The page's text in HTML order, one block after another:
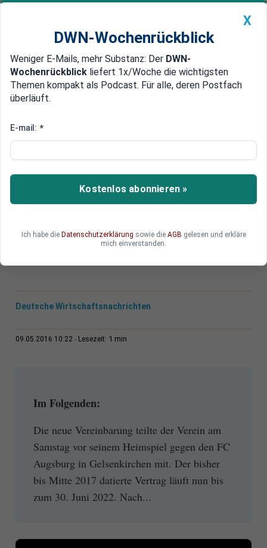
Newsticker MEIN DWN: Geldanlage Premium
Edelmetalle DWN-Magazin China
20 Millionen Euro jährlich
Schalke verlängert mit
Hauptsponsor Gazprom
Der FC Schalke 04 hat den Vertrag mit seinem
sollen rund 20 Millionen Euro exklusive
Deutsche Wirtschaftsnachrichten
09.05.2016 10:22 Lesezeit: 1 min
Im Folgenden:
Die neue Vereinbarung teilte der Verein am
Samstag vor seinem Heimspiel gegen den FC
Augsburg in Gelsenkirchen mit. Der bisher
bis Mitte 2017 datierte Vertrag läuft nun bis
zum 30. Juni 2022. Nach...
X
DWN-Wochenrückblick
Weniger E-Mails, mehr Substanz: Der DWN-
Wochenrückblick liefert 1x/Woche die wichtigsten
Themen kompakt als Podcast. Für alle, deren Postfach
überläuft.
E-mail: *
Kostenlos abonnieren »
Ich habe die Datenschutzerklärung sowie die AGB gelesen und erkläre
mich einverstanden.